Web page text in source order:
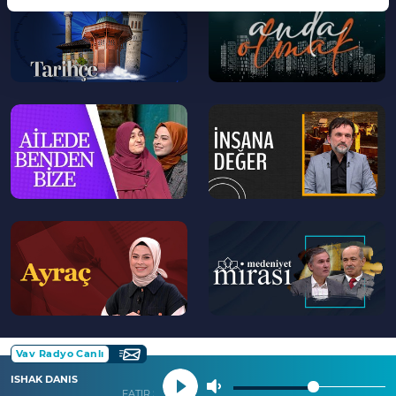
>
>
--
>
--
>
--
>
ISHAK DANIS
FATIR SURESİ 27 İLA 34. AYETLER
Vav Radyo Canlı